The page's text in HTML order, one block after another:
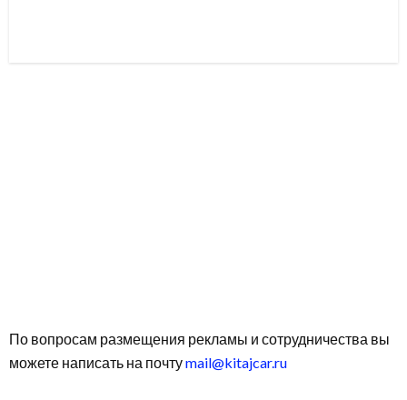
По вопросам размещения рекламы и сотрудничества вы
можете написать на почтуmail@kitajcar.ru